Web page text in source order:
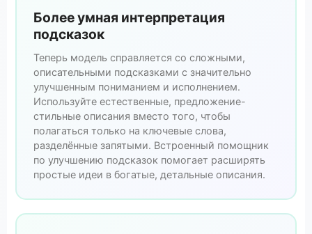
Более умная интерпретация
подсказок
Теперь модель справляется со сложными,
описательными подсказками с значительно
улучшенным пониманием и исполнением.
Используйте естественные, предложение-
стильные описания вместо того, чтобы
полагаться только на ключевые слова,
разделённые запятыми. Встроенный помощник
по улучшению подсказок помогает расширять
простые идеи в богатые, детальные описания.